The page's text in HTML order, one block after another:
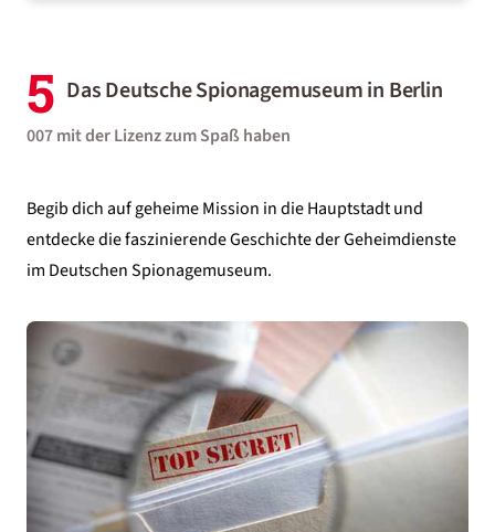
5 Das Deutsche Spionagemuseum in Berlin
007 mit der Lizenz zum Spaß haben
Begib dich auf geheime Mission in die Hauptstadt und
entdecke die faszinierende Geschichte der Geheimdienste
im Deutschen Spionagemuseum.